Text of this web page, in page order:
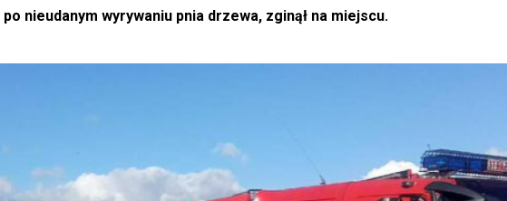
nieudanym wyrywaniu pnia drzewa, zginął na miejscu.